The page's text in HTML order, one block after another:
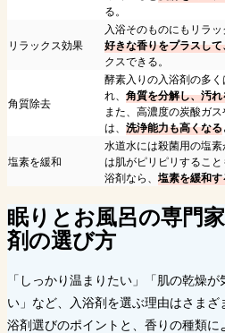
る。
リラックス効果
入浴そのものにもリラ
好きな香りをプラスし
クスできる。
角質除去
酵素入りの入浴剤の多
れ、 角質を分解し、汚
また、高濃度の炭酸ガ
は、 洗浄能力も高くなる
塩素を緩和
水道水には殺菌用の塩
は肌がピリピリするこ
浴剤なら、 塩素を緩和
眠りとお風呂の専門
剤の選び方
「しっかり温まりたい」「肌の乾燥
い」など、入浴剤を選ぶ理由はさま
浴剤選びのポイントと、香りの種類に